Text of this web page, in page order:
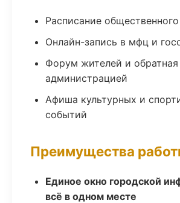
Расписание
Онлайн-запись в мфц и
Форум жителей и обратная
администрацией
Афиша культурных и
событий
Преимущества
Единое окно городской
всё в одном месте